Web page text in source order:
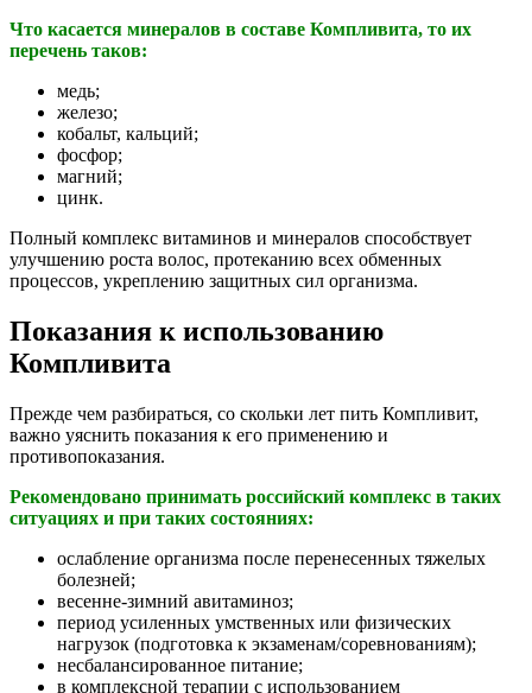
Что касается минералов в составе Компливита, то их
перечень таков:
медь;
железо;
кобальт, кальций;
фосфор;
магний;
цинк.
Полный комплекс витаминов и минералов способствует
улучшению роста волос, протеканию всех обменных
процессов, укреплению защитных сил организма.
Показания к использованию
Компливита
Прежде чем разбираться, со скольки лет пить Компливит,
важно уяснить показания к его применению и
противопоказания.
Рекомендовано принимать российский комплекс в таких
ситуациях и при таких состояниях:
ослабление организма после перенесенных тяжелых
болезней;
весенне-зимний авитаминоз;
период усиленных умственных или физических
нагрузок (подготовка к экзаменам/соревнованиям);
несбалансированное питание;
в комплексной терапии с использованием